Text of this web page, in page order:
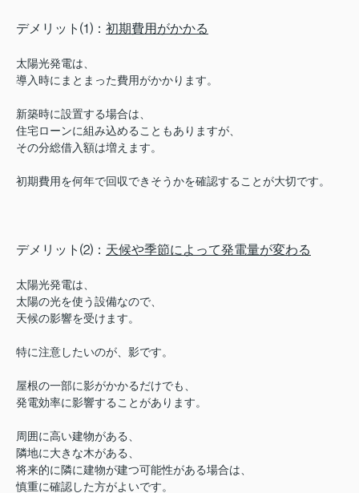
デメリット⑴： 初期費用がかかる
太陽光発電は、
導入時にまとまった費用がかかります。
新築時に設置する場合は、
住宅ローンに組み込めることもありますが、
その分総借入額は増えます。
初期費用を何年で回収できそうかを確認することが大切です。
デメリット⑵： 天候や季節によって発電量が変わる
太陽光発電は、
太陽の光を使う設備なので、
天候の影響を受けます。
特に注意したいのが、影です。
屋根の一部に影がかかるだけでも、
発電効率に影響することがあります。
周囲に高い建物がある、
隣地に大きな木がある、
将来的に隣に建物が建つ可能性がある場合は、
慎重に確認した方がよいです。